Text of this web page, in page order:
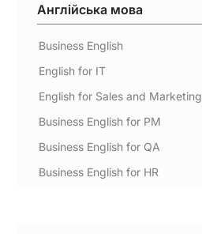
Англійська мова
Business English
English for IT
English for Sales and Marketing
Business English for PM
Business English for QA
Business English for HR